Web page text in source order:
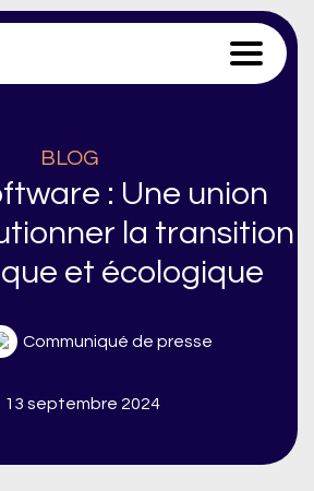
BLOG
: Une union
la transition
et écologique
Communiqué de presse
13 septembre 2024